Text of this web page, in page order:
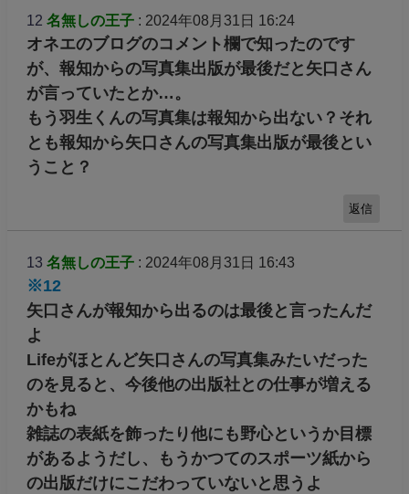
12 名無しの王子: 2024年08月31日 16:24
オネエのブログのコメント欄で知ったのです
が、報知からの写真集出版が最後だと矢口さん
が言っていたとか…。
もう羽生くんの写真集は報知から出ない？それ
とも報知から矢口さんの写真集出版が最後とい
うこと？
返信
13 名無しの王子: 2024年08月31日 16:43
※12
矢口さんが報知から出るのは最後と言ったんだ
よ
Lifeがほとんど矢口さんの写真集みたいだった
のを見ると、今後他の出版社との仕事が増える
かもね
雑誌の表紙を飾ったり他にも野心というか目標
があるようだし、もうかつてのスポーツ紙から
の出版だけにこだわっていないと思うよ